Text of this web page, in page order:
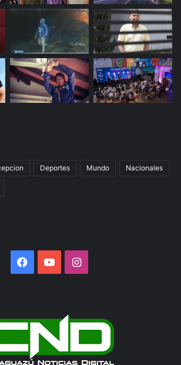
Deportes Mundo Nacionales
Facebook
YouTubeInstagram